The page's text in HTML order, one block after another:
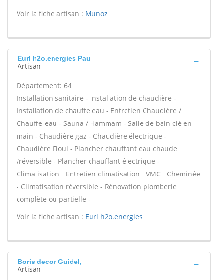
Voir la fiche artisan : Munoz
Eurl h2o.energies Pau
Artisan
Département: 64
Installation sanitaire - Installation de chaudière -
Installation de chauffe eau - Entretien Chaudière /
Chauffe-eau - Sauna / Hammam - Salle de bain clé en
main - Chaudière gaz - Chaudière électrique -
Chaudière Fioul - Plancher chauffant eau chaude
/réversible - Plancher chauffant électrique -
Climatisation - Entretien climatisation - VMC - Cheminée
- Climatisation réversible - Rénovation plomberie
complète ou partielle -
Voir la fiche artisan : Eurl h2o.energies
Boris decor Guidel,
Artisan